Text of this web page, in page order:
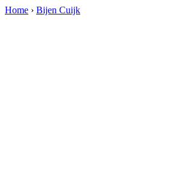
Home › Bijen Cuijk